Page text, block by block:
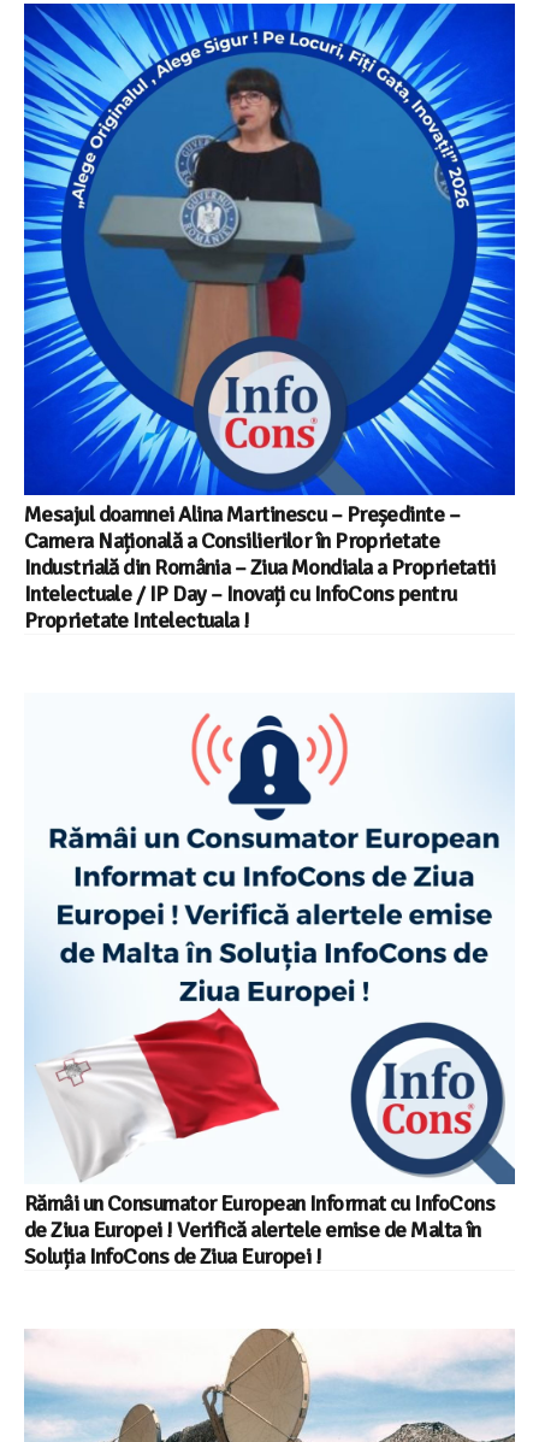
Mesajul doamnei Alina Martinescu – Președinte –
Camera Națională a Consilierilor în Proprietate
Industrială din România – Ziua Mondiala a Proprietatii
Intelectuale / IP Day – Inovați cu InfoCons pentru
Proprietate Intelectuala !
Rămâi un Consumator European Informat cu InfoCons
de Ziua Europei ! Verifică alertele emise de Malta în
Soluția InfoCons de Ziua Europei !